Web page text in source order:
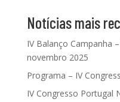
Notícias mais
IV Balanço Campanha
novembro 2025
Programa – IV
IV Congresso Portugal